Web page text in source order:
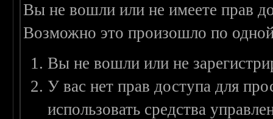
Вы не вошли или не имеете прав
Возможно это произошло по
Вы не вошли или не
У вас нет прав доступа для
использовать средства